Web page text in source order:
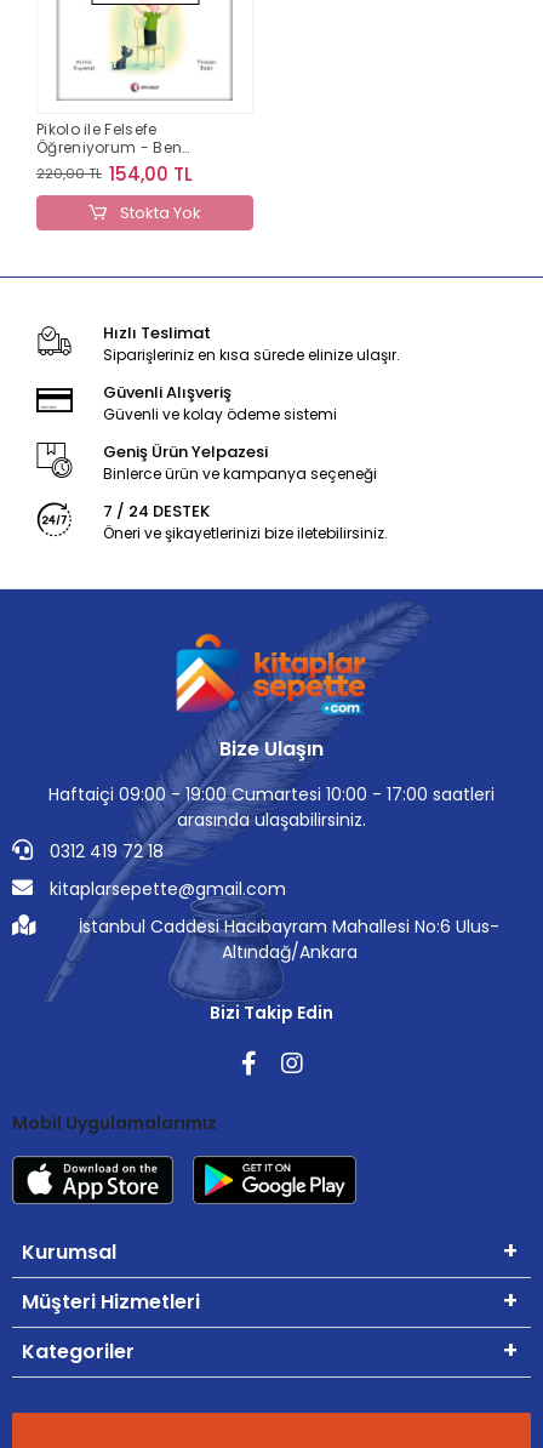
Pikolo ile Felsefe
Öğreniyorum - Ben
Artık Büyüdüm!
220,00 TL 154,00 TL
Stokta Yok
Hızlı Teslimat
Siparişleriniz en kısa sürede elinize ulaşır.
Güvenli Alışveriş
Güvenli ve kolay ödeme sistemi
Geniş Ürün Yelpazesi
Binlerce ürün ve kampanya seçeneği
7 / 24 DESTEK
Öneri ve şikayetlerinizi bize iletebilirsiniz.
Bize Ulaşın
Haftaiçi 09:00 - 19:00 Cumartesi 10:00 - 17:00 saatleri
arasında ulaşabilirsiniz.
0312 419 72 18
kitaplarsepette@gmail.com
İstanbul Caddesi Hacıbayram Mahallesi No:6 Ulus-
Altındağ/Ankara
Bizi Takip Edin
Mobil Uygulamalarımız
Kurumsal
Müşteri Hizmetleri
Kategoriler